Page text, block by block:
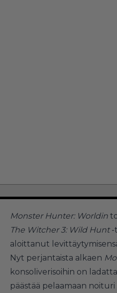
Monster Hunter: Worldin
The Witcher 3: Wild Hunt-
aloittanut
Nyt perjantaista alkaen
konsoliverisoihin on
päästää pelaamaan